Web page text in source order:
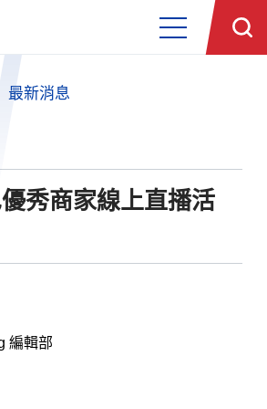
最新消息
優秀商家線上直播活
編輯部